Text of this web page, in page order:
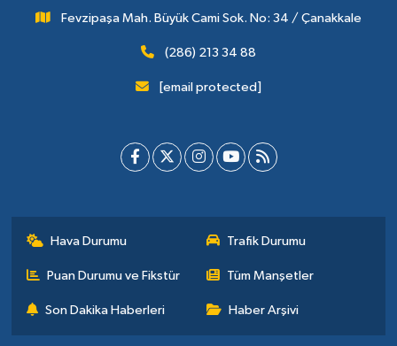
Fevzipaşa Mah. Büyük Cami Sok. No: 34 / Çanakkale
(286) 213 34 88
[email protected]
Hava Durumu Trafik Durumu
Puan Durumu ve Fikstür Tüm Manşetler
Son Dakika Haberleri Haber Arşivi